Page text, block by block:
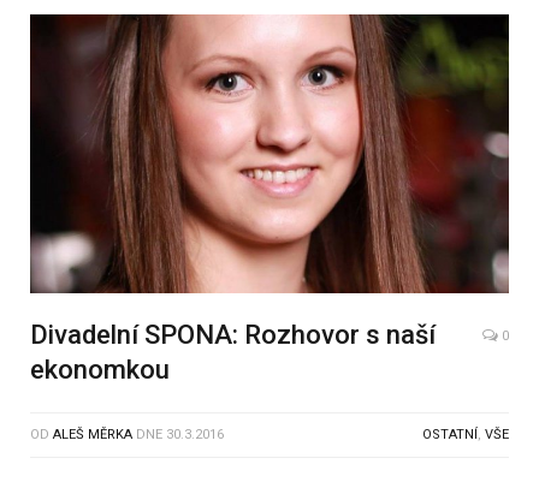
Divadelní SPONA: Rozhovor s naší
ekonomkou
0
OD ALEŠ MĚRKA DNE 30.3.2016 OSTATNÍ , VŠE